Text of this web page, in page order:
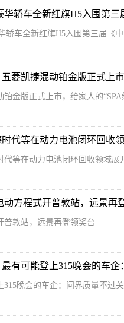
轿车全新红旗H5入围第三届《中
铂金版正式上市，给家人的“SPA
代等在动力电池闭环回收
代等在动力电池闭环回收领域展
动方程式开普敦站，远景再
普敦站，远景再登领奖台
315晚会的车企：问界质量不过